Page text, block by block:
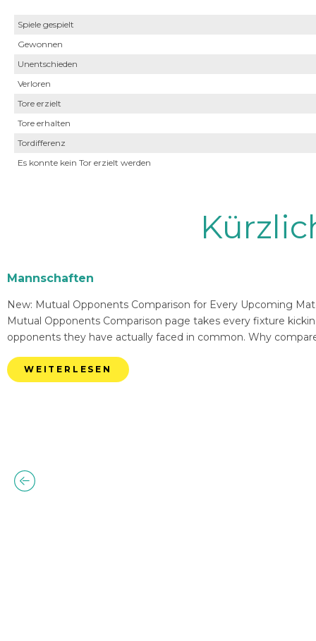
Spiele gespielt
Gewonnen
Unentschieden
Verloren
Tore erzielt
Tore erhalten
Tordifferenz
Es konnte kein Tor erzielt werden
Mannschaften
New: Mutual Opponents Comparison for Every Upcoming
Mutual Opponents Comparison page takes every fixture
opponents they have actually faced in common. Why
WEITERLESEN